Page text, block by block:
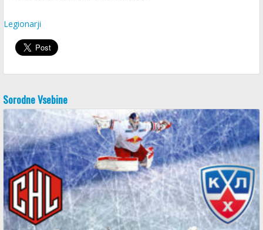
Legionarji
Sorodne Vsebine